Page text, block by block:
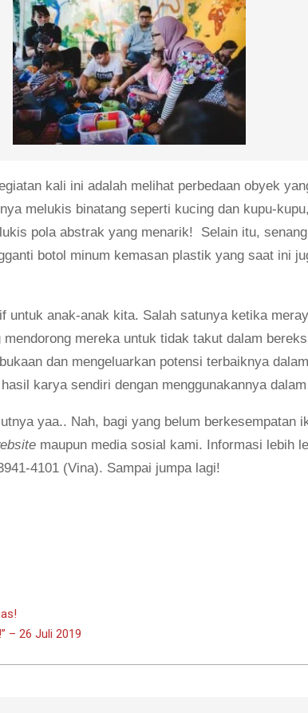
kali ini adalah melihat perbedaan obyek
melukis binatang seperti kucing dan kupu-
pola abstrak yang menarik! Selain itu,
botol minum kemasan plastik yang saat ini
untuk anak-anak kita. Salah satunya ketika
mereka untuk tidak takut dalam
dan mengeluarkan potensi terbaiknya
karya sendiri dengan menggunakannya
yaa.. Nah, bagi yang belum berkesempatan
maupun media sosial kami. Informasi lebih
4101 (Vina). Sampai jumpa lagi!
– 26 Juli 2019